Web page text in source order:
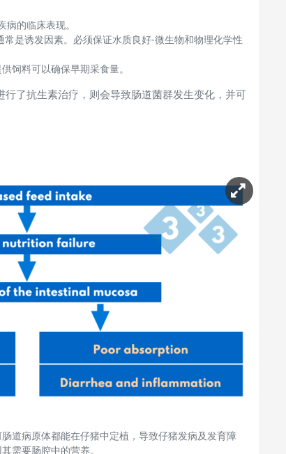
病的临床表现。
常是诱发因素。必须保证水质良好-微生物和物理化学性
饲料可以确保早期采食量。
了抗生素治疗，则会导致肠道菌群发生变化，并可
道病原体都能在仔猪中定植，导致仔猪发病及发育障
需要肠腔中的营养。